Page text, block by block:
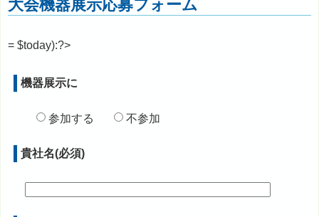
大会機器展示応募フォーム
= $today):?>
機器展示に
参加する 不参加
貴社名(必須)